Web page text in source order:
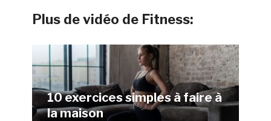
Plus de vidéo de Fitness:
10 exercices simples à faire à
la maison